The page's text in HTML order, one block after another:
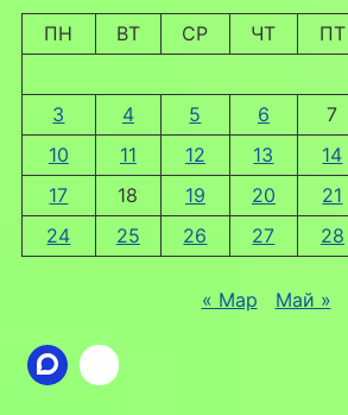
ПН ВТ СР ЧТ ПТ
3
4 5 6 7
10
11 12 13 14
17
18 19 20 21
24
25 26 27 28
« Мар Май »